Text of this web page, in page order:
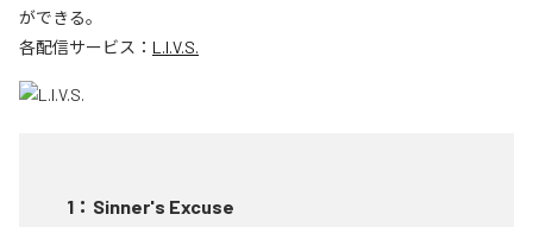
ができる。
各配信サービス： L.I.V.S.
1 ： Sinner's Excuse